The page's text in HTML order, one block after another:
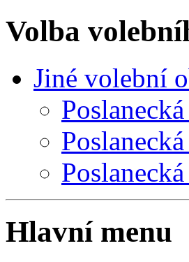
Volba
Jiné volební
Hlavní menu